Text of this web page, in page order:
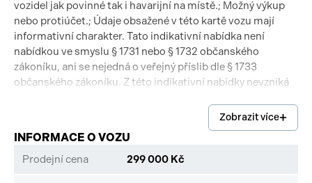
vozidel jak povinné tak i havarijní na místě.; Možný výkup
nebo protiúčet.; Údaje obsažené v této kartě vozu mají
informativní charakter. Tato indikativní nabídka není
nabídkou ve smyslu § 1731 nebo § 1732 občanského
zákoníku, ani se nejedná o veřejný příslib dle § 1733
občanského zákoníku. Z této indikativní nabídky nevzniká
Zobrazit více
INFORMACE O VOZU
Prodejní cena 299 000 Kč